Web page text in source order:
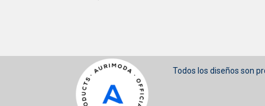
Todos los diseños son